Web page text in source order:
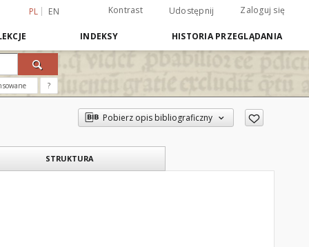
PL EN Kontrast Udostępnij Zaloguj się
INDEKSY HISTORIA PRZEGLĄDANIA
?
Pobierz opis bibliograficzny
STRUKTURA